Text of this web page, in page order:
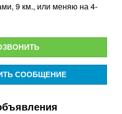
9 км., или меняю на 4-
СООБЩЕНИЕ